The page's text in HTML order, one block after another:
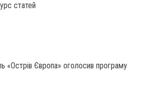
статей
«Острів Європа» оголосив програму